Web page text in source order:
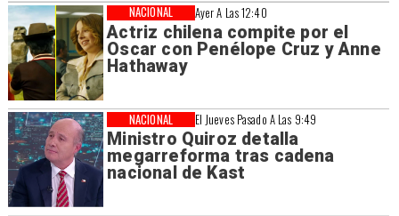
Ayer A Las 12:40
Actriz chilena compite por el
Oscar con Penélope Cruz y Anne
Hathaway
NACIONAL
El Jueves Pasado A Las 9:49
Ministro Quiroz detalla
megarreforma tras cadena
nacional de Kast
NACIONAL